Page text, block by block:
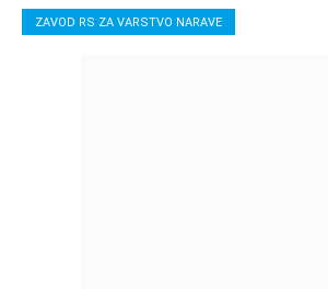
ZAVOD RS ZA VARSTVO NARAVE